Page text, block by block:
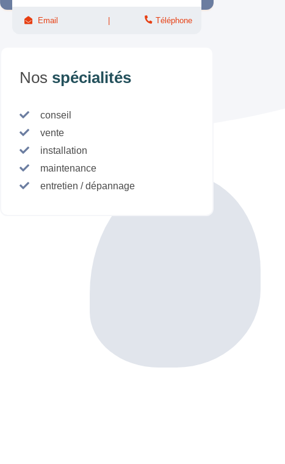
Email Téléphone
Nos spécialités
conseil
vente
installation
maintenance
entretien / dépannage